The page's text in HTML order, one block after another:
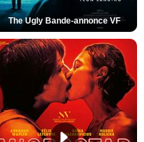
The Ugly Bande-annonce VF